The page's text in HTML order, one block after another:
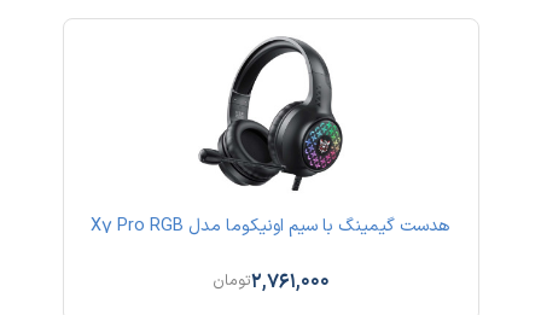
هدست گیمینگ با سیم اونیکوما مدل X7 Pro RGB
2,761,000تومان